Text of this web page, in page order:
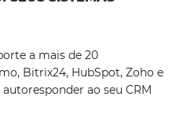
a mais de 20
Bitrix24, HubSpot, Zoho e
ao seu CRM